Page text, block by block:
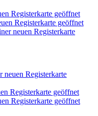
Registerkarte geöffnet
Registerkarte geöffnet
neuen Registerkarte
neuen Registerkarte
Registerkarte geöffnet
Registerkarte geöffnet